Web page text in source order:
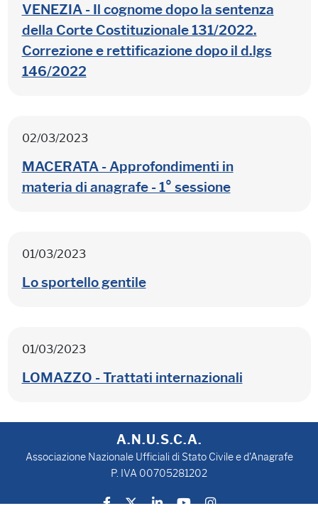
VENEZIA - Il cognome dopo la sentenza
della Corte Costituzionale 131/2022.
Correzione e rettificazione dopo il d.lgs
146/2022
02/03/2023
MACERATA - Approfondimenti in
materia di anagrafe - 1° sessione
01/03/2023
Lo sportello gentile
01/03/2023
LOMAZZO - Trattati internazionali
A.N.U.S.C.A.
Associazione Nazionale Ufficiali di Stato Civile e d'Anagrafe
P. IVA 00705281202